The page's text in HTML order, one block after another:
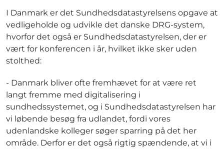
I Danmark er det Sundhedsdatastyrelsens opgave at
vedligeholde og udvikle det danske DRG-system,
hvorfor det også er Sundhedsdatastyrelsen, der er
vært for konferencen i år, hvilket ikke sker uden
stolthed:
- Danmark bliver ofte fremhævet for at være ret
langt fremme med digitalisering i
sundhedssystemet, og i Sundhedsdatastyrelsen har
vi løbende besøg fra udlandet, fordi vores
udenlandske kolleger søger sparring på det her
område. Derfor er det også rigtig spændende, at vi i